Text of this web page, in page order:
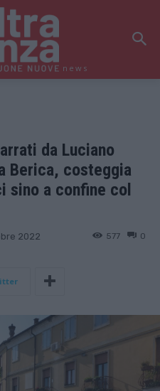
news
da Luciano
Berica, costeggia
sino a confine col
2022 0
577